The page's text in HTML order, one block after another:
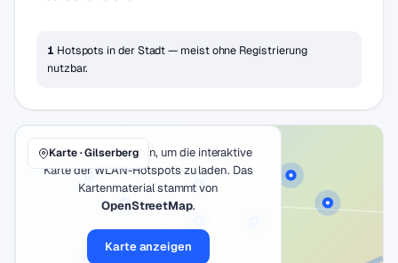
1 Hotspots in der Stadt — meist ohne Registrierung
nutzbar.
Klicke auf den Button, um die interaktive
Karte der WLAN-Hotspots zu laden. Das
Kartenmaterial stammt von
OpenStreetMap.
Karte anzeigen
Karte · Gilserberg